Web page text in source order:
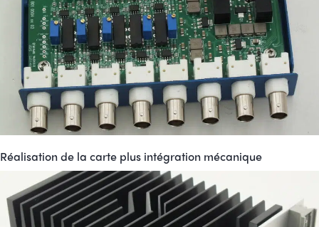
Réalisation de la carte plus intégration mécanique